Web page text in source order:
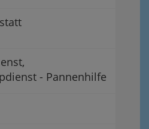
- Pannenhilfe